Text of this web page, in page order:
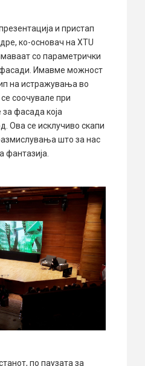
и пристап
ко-основач на XTU
со параметрички
фасади. Имавме можност
на истражувања во
соочувале при
фасада која
Ова се исклучиво скапи
што за нас
фантазија.
по паузата за